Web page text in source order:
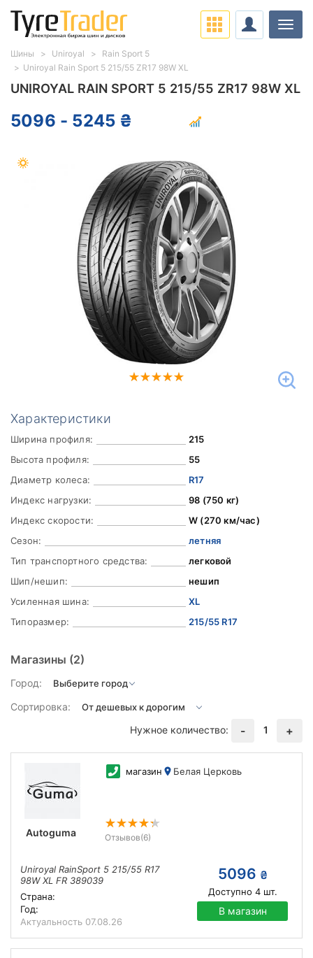
UNIROYAL RAIN SPORT 5 215/55 ZR17 98W XL
5096 - 5245 ₴
Характеристики
Ширина профиля:
215
Высота профиля:
55
Диаметр колеса:
R17
Индекс нагрузки:
98 (750 кг)
Индекс скорости:
W (270 км/час)
Сезон:
летняя
Тип транспортного средства:
легковой
Шип/нешип:
нешип
Усиленная шина:
XL
Типоразмер:
215/55 R17
Магазины (2)
Город:
Сортировка:
Нужное количество:
- 1 +
Autoguma
магазин Белая Церковь
Отзывов(6)
Uniroyal RainSport 5 215/55 R17
98W XL FR 389039
Страна:
Год:
Актуальность 07.08.26
5096 ₴
Доступно 4шт.
В магазин
Шины Uniroyal
Rain Sport 5
Uniroyal Rain Sport 5 215/55 ZR17 98W XL